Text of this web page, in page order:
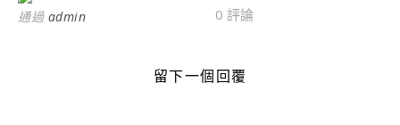
通過 admin 0 評論
留下一個回覆